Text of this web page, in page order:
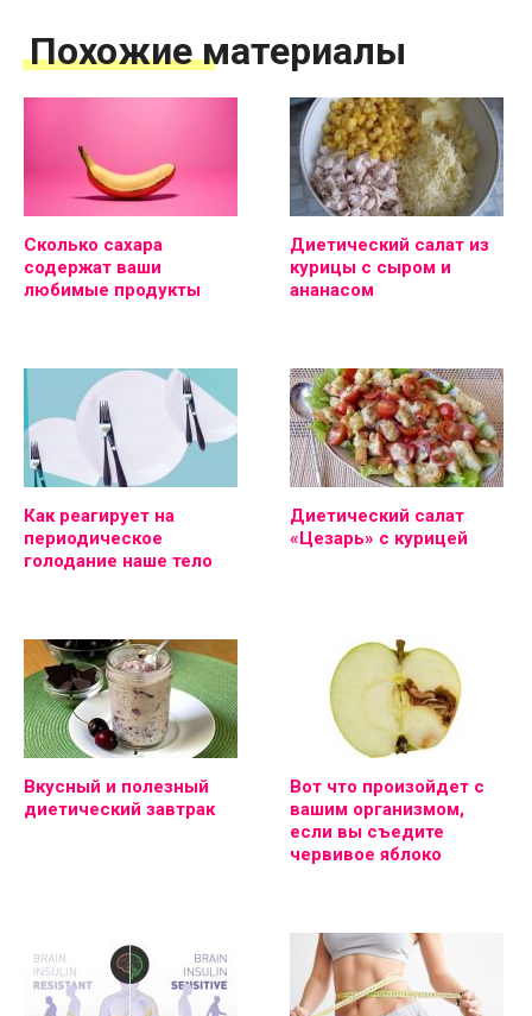
Похожие материалы
Сколько сахара
содержат ваши
любимые продукты
Диетический салат из
курицы с сыром и
ананасом
Как реагирует на
периодическое
голодание наше тело
Диетический салат
«Цезарь» с курицей
Вкусный и полезный
диетический завтрак
Вот что произойдет с
вашим организмом,
если вы съедите
червивое яблоко